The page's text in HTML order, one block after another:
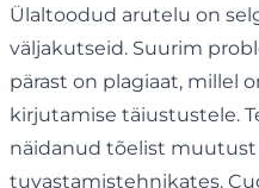
Ülaltoodud arutelu on
väljakutseid. Suurim
pärast on plagiaat, millel
kirjutamise täiustustele.
näidanud tõelist muutust
tuvastamistehnikates.